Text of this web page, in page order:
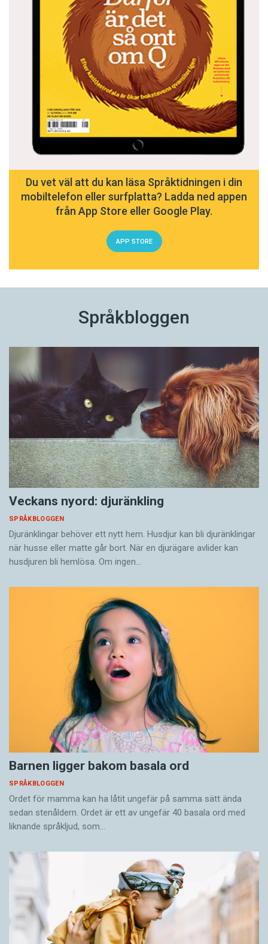
Du vet väl att du kan läsa Språktidningen i din
mobiltelefon eller surfplatta? Ladda ned appen
från App Store eller Google Play.
APP STORE
Språkbloggen
Veckans nyord: djuränkling
SPRÅKBLOGGEN
Djuränklingar behöver ett nytt hem. Husdjur kan bli djuränklingar
när husse eller matte går bort. När en djurägare avlider kan
husdjuren bli hemlösa. Om ingen…
Barnen ligger bakom basala ord
SPRÅKBLOGGEN
Ordet för mamma kan ha låtit ungefär på samma sätt ända
sedan stenåldern. Ordet är ett av ungefär 40 basala ord med
liknande språkljud, som…